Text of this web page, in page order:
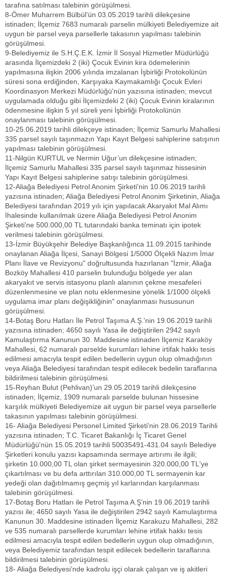
tarafına satılması talebinin görüşülmesi.
8-Ömer Muharrem Bülbül’ün 03.05.2019 tarihli dilekçesine
istinaden; İlçemiz 7683 numaralı parselin mülkiyeti Belediyemize ait
uygun bir parsel veya parsellerle takasının yapılması talebinin
görüşülmesi.
9-Belediyemiz ile S.H.Ç.E.K. İzmir İl Sosyal Hizmetler Müdürlüğü
arasında İlçemizdeki 2 (iki) Çocuk Evinin kira ödemelerinin
yapılmasına ilişkin 2006 yılında imzalanan İşbirliği Protokolünün
süresi sona erdiğinden, Karşıyaka Kaymakamlığı Çocuk Evleri
Koordinasyon Merkezi Müdürlüğü'nün yazısına istinaden; mevcut
uygulamada olduğu gibi İlçemizdeki 2 (iki) Çocuk Evinin kiralarının
ödenmesine ilişkin 5 yıl süreli yeni İşbirliği Protokolünün
onaylanması talebinin görüşülmesi.
10-25.06.2019 tarihli dilekçeye istinaden; İlçemiz Samurlu Mahallesi
335 parsel sayılı taşınmazın Yapı Kayıt Belgesi sahiplerine satışının
yapılması talebinin görüşülmesi.
11-Nilgün KURTUL ve Nermin Uğur’un dilekçesine istinaden;
İlçemiz Samurlu Mahallesi 335 parsel sayılı taşınmaz hissesinin
Yapı Kayıt Belgesi sahiplerine satışı talebinin görüşülmesi.
12-Aliağa Belediyesi Petrol Anonim Şirketi'nin 10.06.2019 tarihli
yazısına istinaden; Aliağa Belediyesi Petrol Anonim Şirketinin, Aliağa
Belediyesi tarafından 2019 yılı için yapılacak Akaryakıt Mal Alımı
İhalesinde kullanılmak üzere Aliağa Belediyesi Petrol Anonim
Şirketi'ne 500.000,00 TL tutarındaki banka teminatı için ipotek
verilmesi talebinin görüşülmesi.
13-İzmir Büyükşehir Belediye Başkanlığınca 11.09.2015 tarihinde
onaylanan Aliağa İlçesi, Sanayi Bölgesi 1/5000 Ölçekli Nazım İmar
Planı İlave ve Revizyonu" doğrultusunda hazırlanan "İzmir, Aliağa
Bozköy Mahallesi 410 parselin bulunduğu bölgede yer alan
akaryakıt ve servis istasyonu planlı alanının çekme mesafeleri
düzenlenmesine ve plan notu eklenmesine yönelik 1/1000 ölçekli
uygulama imar planı değişikliğinin" onaylanması hususunun
görüşülmesi.
14-Botaş Boru Hatları İle Petrol Taşıma A.Ş.'nin 19.06.2019 tarihli
yazısına istinaden; 4650 sayılı Yasa ile değiştirilen 2942 sayılı
Kamulaştırma Kanunun 30. Maddesine istinaden İlçemiz Karaköy
Mahallesi, 62 numaralı parselde kurumları lehine irtifak hakkı tesis
edilmesi amacıyla tespit edilen bedellerin uygun olup olmadığının
veya Aliağa Belediyesi tarafından tespit edilecek bedelin taraflarına
bildirilmesi talebinin görüşülmesi.
15-Reyhan Bulut (Pehlivan)'un 29.05.2019 tarihli dilekçesine
istinaden; İlçemiz, 1909 numaralı parselde bulunan hissesine
karşılık mülkiyeti Belediyemize ait uygun bir parsel veya parsellerle
takasının yapılması talebinin görüşülmesi.
16- Aliağa Belediyesi Personel Limited Şirketi'nin 28.06.2019 Tarihli
yazısına istinaden; T.C. Ticaret Bakanlığı İç Ticaret Genel
Müdürlüğü'nün 15.05.2019 tarihli 50035491-431.04 sayılı Belediye
Şirketleri konulu yazısı kapsamında sermaye artırımı ile ilgili;
şirketin 10.000,00 TL olan şirket sermayesinin 320.000,00 TL'ye
çıkartılması ve bu defa arttırılan 310.000,00 TL sermayenin kar
yedeği olan dağıtılmamış geçmiş yıl karlarından karşılanması
talebinin görüşülmesi.
17-Botaş Boru Hatları ile Petrol Taşıma A.Ş’nin 19.06.2019 tarihli
yazısı ile; 4650 sayılı Yasa ile değiştirilen 2942 sayılı Kamulaştırma
Kanunun 30. Maddesine istinaden İlçemiz Karakuzu Mahallesi, 282
ve 535 numaralı parsellerde kurumları lehine irtifak hakkı tesis
edilmesi amacıyla tespit edilen bedellerin uygun olup olmadığının,
veya Belediyemiz tarafından tespit edilecek bedellerin taraflarına
bildirilmesi talebinin görüşülmesi.
18- Aliağa Belediyesi’nde kadrolu işçi olarak çalışan ve iş akitleri